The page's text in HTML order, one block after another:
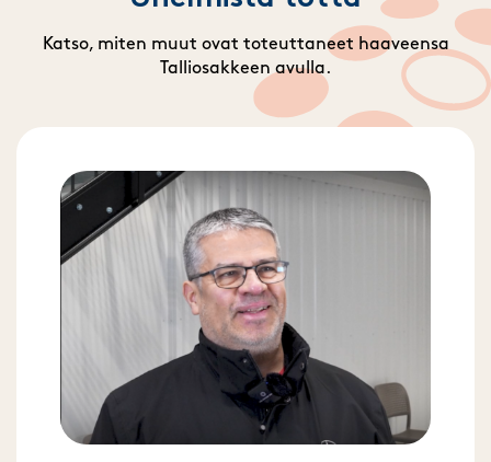
Katso, miten muut ovat toteuttaneet haaveensa
Talliosakkeen avulla.